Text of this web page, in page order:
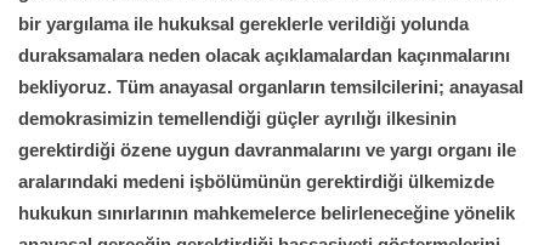
bir yargılama ile hukuksal gereklerle verildiği yolunda
duraksamalara neden olacak açıklamalardan kaçınmalarını
bekliyoruz. Tüm anayasal organların temsilcilerini; anayasal
demokrasimizin temellendiği güçler ayrılığı ilkesinin
gerektirdiği özene uygun davranmalarını ve yargı organı ile
aralarındaki medeni işbölümünün gerektirdiği ülkemizde
hukukun sınırlarının mahkemelerce belirleneceğine yönelik